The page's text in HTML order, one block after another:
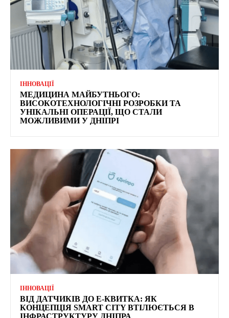
ІННОВАЦІЇ
МЕДИЦИНА МАЙБУТНЬОГО:
ВИСОКОТЕХНОЛОГІЧНІ РОЗРОБКИ ТА
УНІКАЛЬНІ ОПЕРАЦІЇ, ЩО СТАЛИ
МОЖЛИВИМИ У ДНІПРІ
ІННОВАЦІЇ
ВІД ДАТЧИКІВ ДО Е-КВИТКА: ЯК
КОНЦЕПЦІЯ SMART CITY ВТІЛЮЄТЬСЯ В